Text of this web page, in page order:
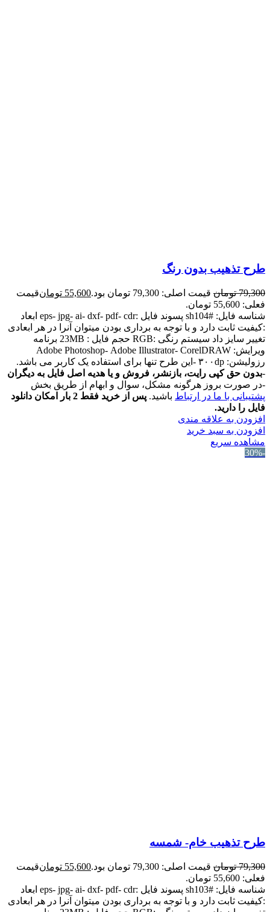
طرح تذهیب بدون رنگ
79,300 تومان قیمت اصلی: 79,300 تومان بود. 55,600 تومانقیمت
فعلی: 55,600 تومان.
شناسه فایل: #sh104 پسوند فایل :eps- jpg- ai- dxf- pdf- cdr ابعاد
:کیفیت ثابت دارد و با توجه به برداری بودن میتوان آنرا در هر ابعادی
تغییر سایز داد سیستم رنگی :RGB حجم فایل : 23MB برنامه
ویرایش: Adobe Photoshop- Adobe Illustrator- CorelDRAW
رزولیشن: ۳۰۰dp -این طرح تنها برای استفاده یک کاربر می باشد.
-بدون حق کپی رایت، بازنشر، فروش و یا هدیه اصل فایل به دیگران
-در صورت بروز هرگونه مشکل، سوال و ابهام از طریق بخش
پشتیبانی با ما در ارتباط باشید.
پس از خرید فقط 2 بار امکان دانلود
فایل را دارید.
افزودن به علاقه مندی
افزودن به سبد خرید
مشاهده سریع
-30%
طرح تذهیب خام- شمسه
79,300 تومان قیمت اصلی: 79,300 تومان بود. 55,600 تومانقیمت
فعلی: 55,600 تومان.
شناسه فایل: #sh103 پسوند فایل :eps- jpg- ai- dxf- pdf- cdr ابعاد
:کیفیت ثابت دارد و با توجه به برداری بودن میتوان آنرا در هر ابعادی